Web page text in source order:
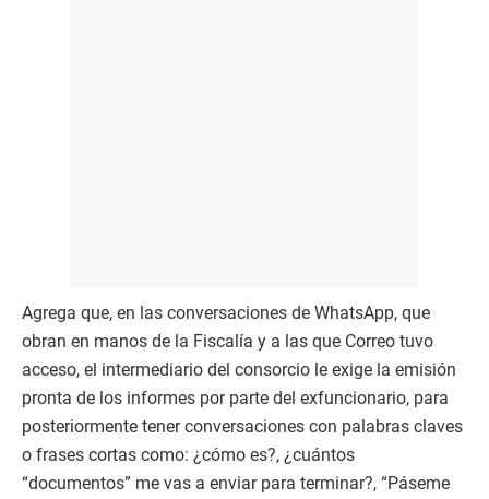
Agrega que, en las conversaciones de WhatsApp, que
obran en manos de la Fiscalía y a las que Correo tuvo
acceso, el intermediario del consorcio le exige la emisión
pronta de los informes por parte del exfuncionario, para
posteriormente tener conversaciones con palabras claves
o frases cortas como: ¿cómo es?, ¿cuántos
“documentos” me vas a enviar para terminar?, “Páseme